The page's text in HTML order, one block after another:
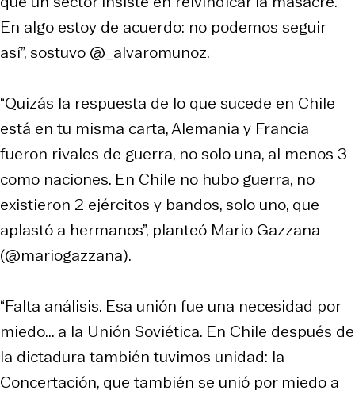
En algo estoy de acuerdo: no podemos seguir
así”, sostuvo @_alvaromunoz.
“Quizás la respuesta de lo que sucede en Chile
está en tu misma carta, Alemania y Francia
fueron rivales de guerra, no solo una, al menos 3
como naciones. En Chile no hubo guerra, no
existieron 2 ejércitos y bandos, solo uno, que
aplastó a hermanos”, planteó Mario Gazzana
(@mariogazzana).
“Falta análisis. Esa unión fue una necesidad por
miedo... a la Unión Soviética. En Chile después de
la dictadura también tuvimos unidad: la
Concertación, que también se unió por miedo a